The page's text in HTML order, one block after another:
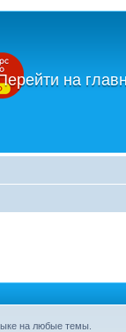
на
на любые темы.